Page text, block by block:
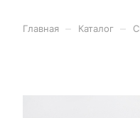
Главная Каталог